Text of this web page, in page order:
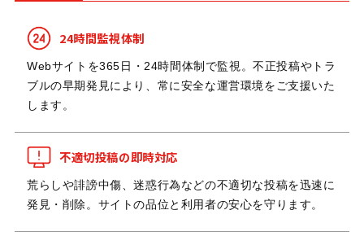
24時間監視体制
Webサイトを365日・24時間体制で監視。不正投稿やトラ
ブルの早期発見により、常に安全な運営環境をご支援いた
します。
不適切投稿の即時対応
荒らしや誹謗中傷、迷惑行為などの不適切な投稿を迅速に
発見・削除。サイトの品位と利用者の安心を守ります。